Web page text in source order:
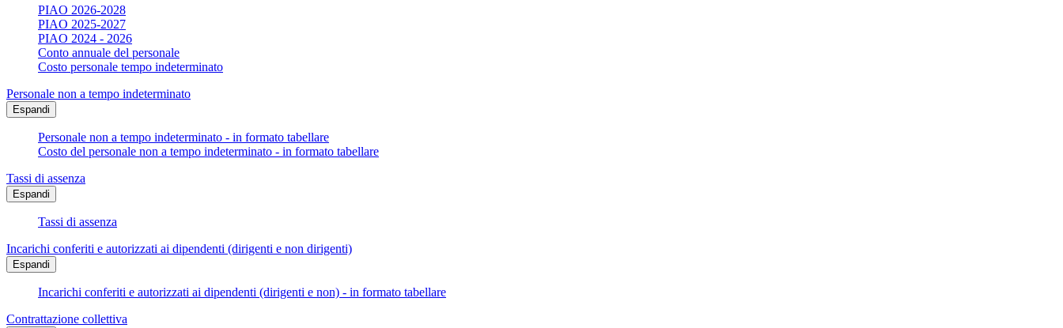
PIAO 2026-2028
PIAO 2025-2027
PIAO 2024 - 2026
Conto annuale del personale
Costo personale tempo indeterminato
Personale non a tempo indeterminato
Espandi
Personale non a tempo indeterminato - in formato tabellare
Costo del personale non a tempo indeterminato - in formato tabellare
Tassi di assenza
Espandi
Tassi di assenza
Incarichi conferiti e autorizzati ai dipendenti (dirigenti e non dirigenti)
Espandi
Incarichi conferiti e autorizzati ai dipendenti (dirigenti e non) - in formato tabellare
Contrattazione collettiva